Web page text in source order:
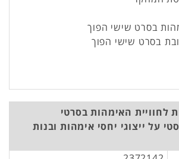
בסרט שישי הפוך
בסרט שישי הפוך
לחוויית האימהות בסרטי
על ייצוגי יחסי אימהות ובנות